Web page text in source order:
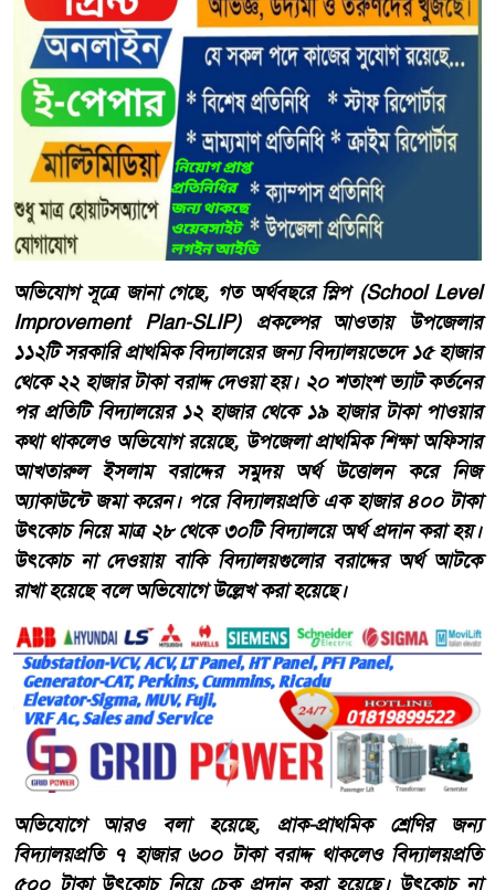
অভিযোগ সূত্রে জানা গেছে, গত অর্থবছরে স্লিপ (School Level
Improvement Plan-SLIP) প্রকল্পের আওতায় উপজেলার
১১২টি সরকারি প্রাথমিক বিদ্যালয়ের জন্য বিদ্যালয়ভেদে ১৫ হাজার
থেকে ২২ হাজার টাকা বরাদ্দ দেওয়া হয়। ২০ শতাংশ ভ্যাট কর্তনের
পর প্রতিটি বিদ্যালয়ের ১২ হাজার থেকে ১৯ হাজার টাকা পাওয়ার
কথা থাকলেও অভিযোগ রয়েছে, উপজেলা প্রাথমিক শিক্ষা অফিসার
আখতারুল ইসলাম বরাদ্দের সমুদয় অর্থ উত্তোলন করে নিজ
অ্যাকাউন্টে জমা করেন। পরে বিদ্যালয়প্রতি এক হাজার ৪০০ টাকা
উৎকোচ নিয়ে মাত্র ২৮ থেকে ৩০টি বিদ্যালয়ে অর্থ প্রদান করা হয়।
উৎকোচ না দেওয়ায় বাকি বিদ্যালয়গুলোর বরাদ্দের অর্থ আটকে
রাখা হয়েছে বলে অভিযোগে উল্লেখ করা হয়েছে।
অভিযোগে আরও বলা হয়েছে, প্রাক-প্রাথমিক শ্রেণির জন্য
বিদ্যালয়প্রতি ৭ হাজার ৬০০ টাকা বরাদ্দ থাকলেও বিদ্যালয়প্রতি
৫০০ টাকা উৎকোচ নিয়ে চেক প্রদান করা হয়েছে। উৎকোচ না